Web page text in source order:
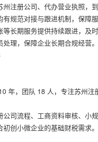
注册公司、代办营业执照，
规范对接与跟进机制，保障服
长期服务提供持续跟进，及
理，保障企业长期合规经营。
年，团队 18 人，专注苏州注
公司流程、工商资料审核、
创小微企业的基础财税需求。